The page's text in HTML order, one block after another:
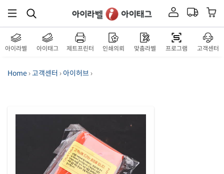
아이라벨 아이태그 제트프린터 인쇄의뢰 맞춤라벨 프로그램 고객센터
Home›고객센터 › 아이허브 ›